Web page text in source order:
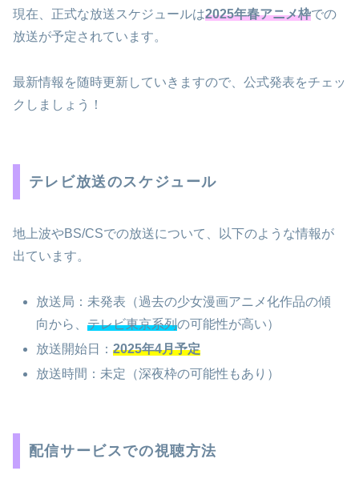
現在、正式な放送スケジュールは2025年春アニメ枠での
放送が予定されています。
最新情報を随時更新していきますので、公式発表をチェッ
クしましょう！
テレビ放送のスケジュール
地上波やBS/CSでの放送について、以下のような情報が
出ています。
放送局：未発表（過去の少女漫画アニメ化作品の傾
向から、テレビ東京系列の可能性が高い）
放送開始日：2025年4月予定
放送時間：未定（深夜枠の可能性もあり）
配信サービスでの視聴方法